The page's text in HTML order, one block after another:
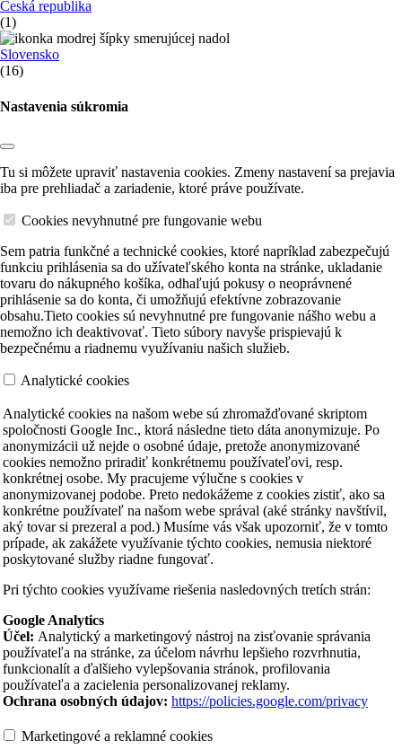
Česká republika
(1)
Slovensko
(16)
Nastavenia súkromia
Tu si môžete upraviť nastavenia cookies. Zmeny nastavení sa prejavia
iba pre prehliadač a zariadenie, ktoré práve používate.
Cookies nevyhnutné pre fungovanie webu
Sem patria funkčné a technické cookies, ktoré napríklad zabezpečujú
funkciu prihlásenia sa do užívateľského konta na stránke, ukladanie
tovaru do nákupného košíka, odhaľujú pokusy o neoprávnené
prihlásenie sa do konta, či umožňujú efektívne zobrazovanie
obsahu.Tieto cookies sú nevyhnutné pre fungovanie nášho webu a
nemožno ich deaktivovať. Tieto súbory navyše prispievajú k
bezpečnému a riadnemu využívaniu našich služieb.
Analytické cookies
Analytické cookies na našom webe sú zhromažďované skriptom
spoločnosti Google Inc., ktorá následne tieto dáta anonymizuje. Po
anonymizácii už nejde o osobné údaje, pretože anonymizované
cookies nemožno priradiť konkrétnemu používateľovi, resp.
konkrétnej osobe. My pracujeme výlučne s cookies v
anonymizovanej podobe. Preto nedokážeme z cookies zistiť, ako sa
konkrétne používateľ na našom webe správal (aké stránky navštívil,
aký tovar si prezeral a pod.) Musíme vás však upozorniť, že v tomto
prípade, ak zakážete využívanie týchto cookies, nemusia niektoré
poskytované služby riadne fungovať.
Pri týchto cookies využívame riešenia nasledovných tretích strán:
Google Analytics
Účel: Analytický a marketingový nástroj na zisťovanie správania
používateľa na stránke, za účelom návrhu lepšieho rozvrhnutia,
funkcionalít a ďalšieho vylepšovania stránok, profilovania
používateľa a zacielenia personalizovanej reklamy.
Ochrana osobných údajov: https://policies.google.com/privacy
Marketingové a reklamné cookies